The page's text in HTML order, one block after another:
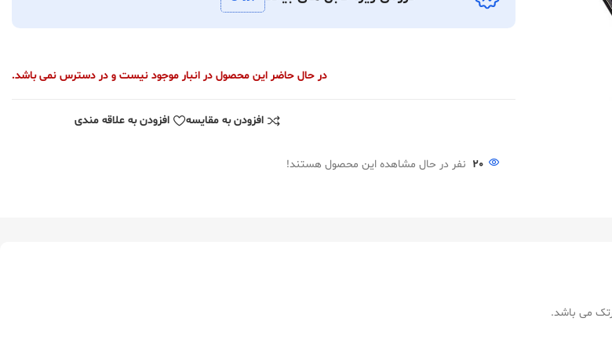
در حال حاضر این محصول در انبار موجود نیست و در دسترس نمی باشد.
افزودن به مقایسه افزودن به علاقه مندی
20 نفر در حال مشاهده این محصول هستند!